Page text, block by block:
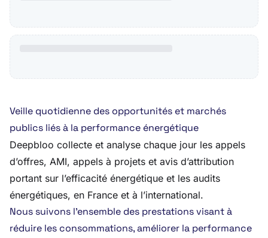
Veille quotidienne des opportunités et marchés
publics liés à la performance énergétique
Deepbloo collecte et analyse chaque jour les appels
d’offres, AMI, appels à projets et avis d’attribution
portant sur l’efficacité énergétique et les audits
énergétiques, en France et à l’international.
Nous suivons l’ensemble des prestations visant à
réduire les consommations, améliorer la performance